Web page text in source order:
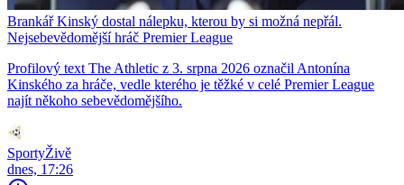
Brankář Kinský dostal nálepku, kterou by si možná nepřál.
Nejsebevědomější hráč Premier League
Profilový text The Athletic z 3. srpna 2026 označil Antonína
Kinského za hráče, vedle kterého je těžké v celé Premier League
najít někoho sebevědomějšího.
SportyŽivě
dnes, 17:26